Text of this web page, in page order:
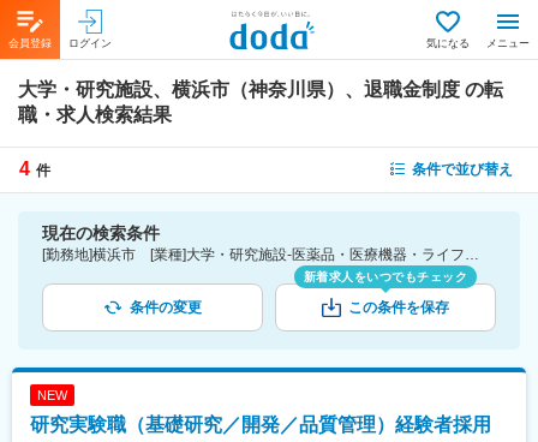
会員登録 ログイン 気になる メニュー
大学・研究施設、横浜市（神奈川県）、退職金制度 の転
職・求人検索結果
4 件 条件で並び替え
現在の検索条件
[勤務地]横浜市 [業種]大学・研究施設-医薬品・医療機器・ライフサイエンス・医療系サービス [詳細条件](待遇・福利厚生)退職金制度
条件の変更
新着求人をいつでもチェック
この条件を保存
NEW
研究実験職（基礎研究／開発／品質管理）経験者採用